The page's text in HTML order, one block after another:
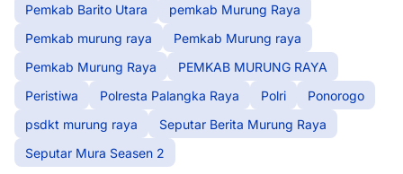
Pemkab Barito Utara
pemkab Murung Raya
Pemkab murung raya
Pemkab Murung raya
Pemkab Murung Raya
PEMKAB MURUNG RAYA
Peristiwa
Polresta Palangka Raya Polri
Ponorogo
psdkt murung raya
Seputar Berita Murung Raya
Seputar Mura Seasen 2